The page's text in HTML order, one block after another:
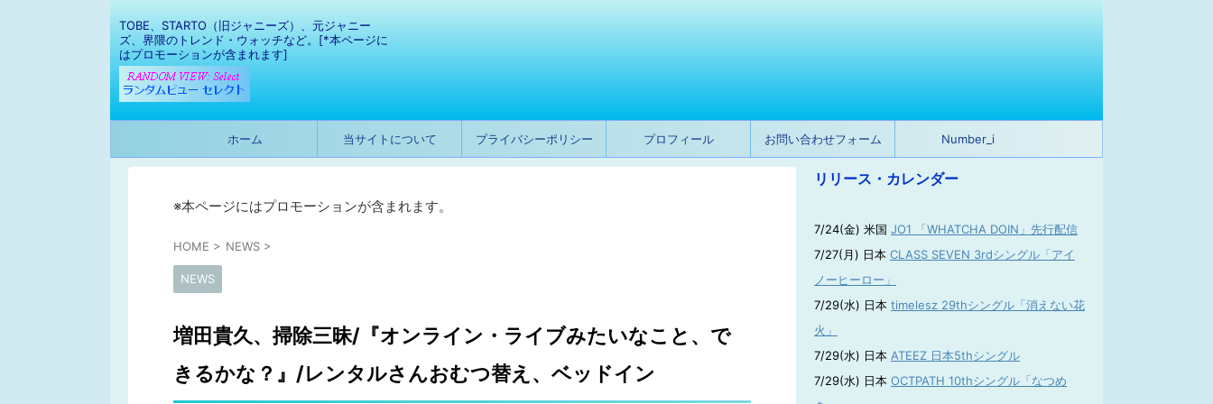
TOBE、STARTO（旧ジャニーズ）、元ジャニー
ズ、界隈のトレンド・ウォッチなど。[*本ページに
はプロモーションが含まれます]
ホーム 当サイトについて プライバシーポリシー プロフィール お問い合わせフォーム Number_i
※本ページにはプロモーションが含まれます。
HOME > NEWS >
NEWS
増田貴久、掃除三昧/『オンライン・ライブみたいなこと、で
きるかな？』/レンタルさんおむつ替え、ベッドイン
リリース・カレンダー
7/24(金) 米国 JO1 「WHATCHA DOIN」先行配信
7/27(月) 日本 CLASS SEVEN 3rdシングル「アイ
ノーヒーロー」
7/29(水) 日本 timelesz 29thシングル「消えない花
火」
7/29(水) 日本 ATEEZ 日本5thシングル
7/29(水) 日本 OCTPATH 10thシングル「なつめ